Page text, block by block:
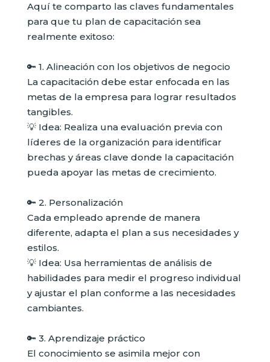
Aquí te comparto las claves fundamentales
para que tu plan de capacitación sea
realmente exitoso:
🔑 1. Alineación con los objetivos de negocio
La capacitación debe estar enfocada en las
metas de la empresa para lograr resultados
tangibles.
💡 Idea: Realiza una evaluación previa con
líderes de la organización para identificar
brechas y áreas clave donde la capacitación
pueda apoyar las metas de crecimiento.
🔑 2. Personalización
Cada empleado aprende de manera
diferente, adapta el plan a sus necesidades y
estilos.
💡 Idea: Usa herramientas de análisis de
habilidades para medir el progreso individual
y ajustar el plan conforme a las necesidades
cambiantes.
🔑 3. Aprendizaje práctico
El conocimiento se asimila mejor con